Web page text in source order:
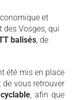
et
Vosges, qui
balisés, de
été mis en place
vous retrouver
, afin que